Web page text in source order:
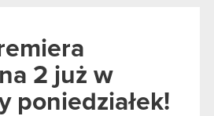
2 już w
poniedziałek!